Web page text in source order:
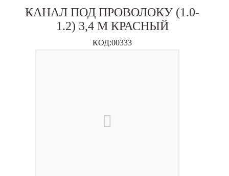
КАНАЛ ПОД ПРОВОЛОКУ (1.0-
1.2) 3,4 М КРАСНЫЙ
КОД:00333